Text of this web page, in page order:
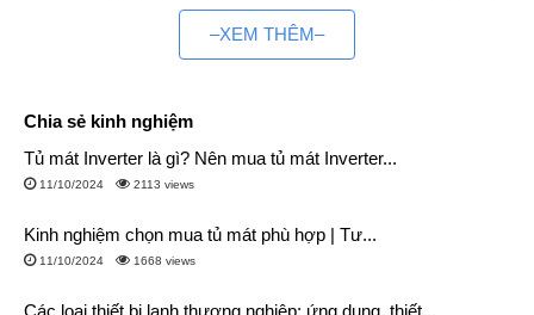
R-WB640VGV0 GBK
6 cánh, 540 lít R-HW540RV(X)
Điện Máy Siêu Rẻ cung cấp cho người tiêu dùng trên khắp cả
nước các sản phẩm tủ lạnh 500 lít Hitachi rẻ hơn siêu thị từ
10-30% do không mất chi phí trưng bày. Chúng tôi cam kết
–XEM THÊM–
Chia sẻ kinh nghiệm
Tủ mát Inverter là gì? Nên mua tủ mát Inverter...
11/10/2024 2113 views
Kinh nghiệm chọn mua tủ mát phù hợp | Tư...
11/10/2024 1668 views
Các loại thiết bị lạnh thương nghiệp: ứng dụng, thiết...